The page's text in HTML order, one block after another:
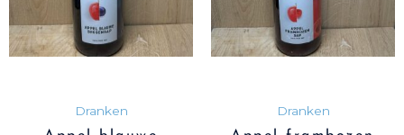
Dranken
Dranken